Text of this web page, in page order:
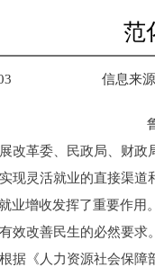
范
信息来
改革委、民政局、财
现灵活就业的直接渠
业增收发挥了重要作
效改善民生的必然要
据《人力资源社会保